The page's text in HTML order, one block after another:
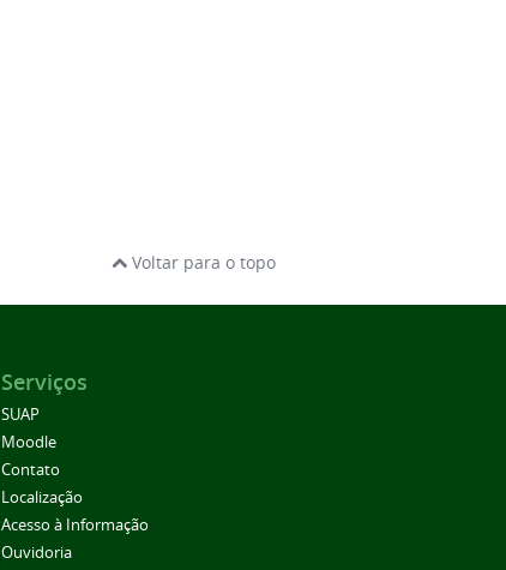
Voltar para o topo
Serviços
SUAP
Moodle
Contato
Localização
Acesso à Informação
Ouvidoria